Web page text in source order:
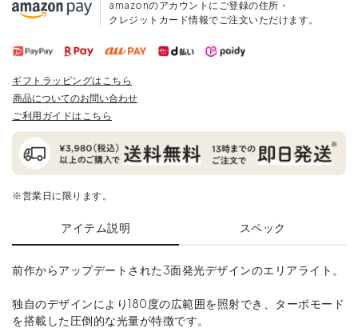
amazonのアカウントにご登録の住所・
クレジットカード情報でご注文いただけます。
ギフトラッピングはこちら
商品についてのお問い合わせ
ご利用ガイドはこちら
※営業日に限ります。
アイテム説明 スペック
前作からアップデートされた3面発光デザインのエリアライト。
独自のデザインにより180度の広範囲を照射でき、ターボモード
を搭載した圧倒的な光量が特徴です。